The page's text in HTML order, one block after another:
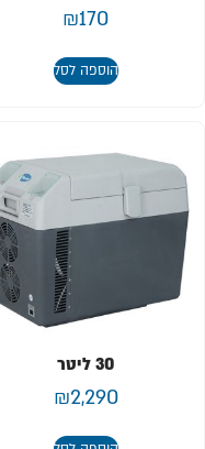
₪170
הוספה לסל
30 ליטר
₪2,290